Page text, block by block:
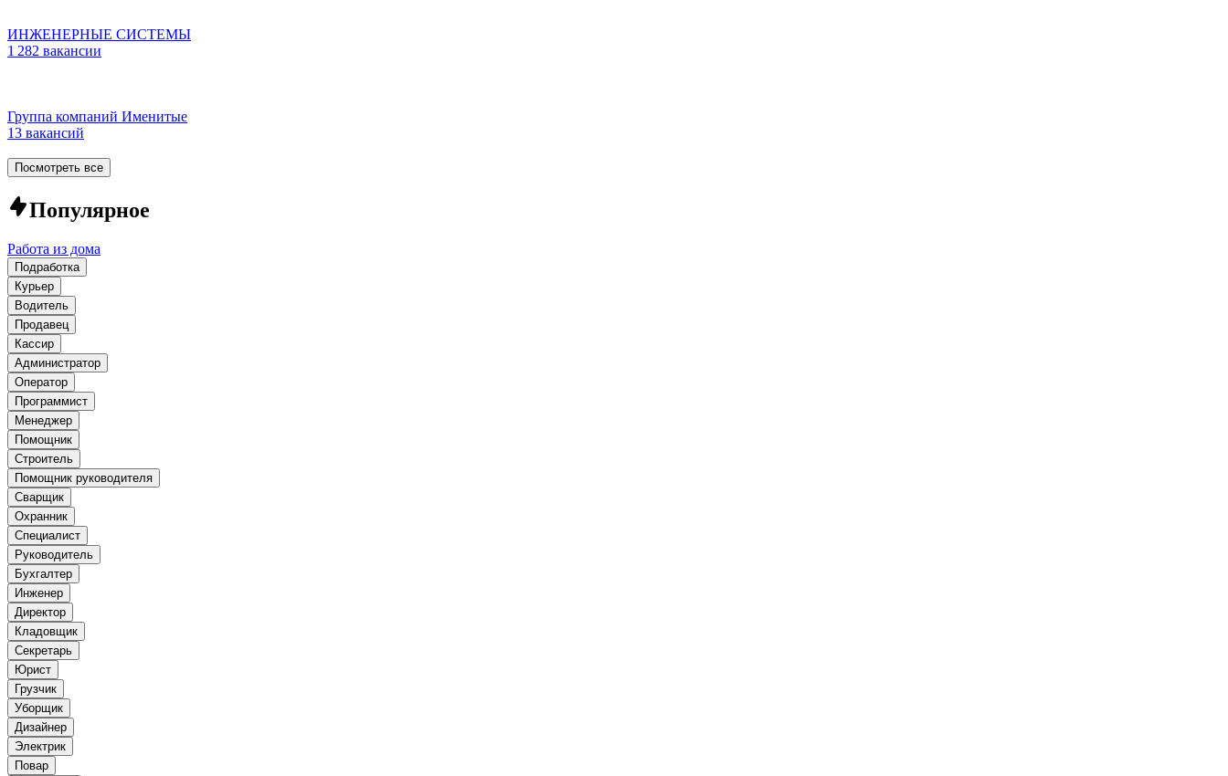
ИНЖЕНЕРНЫЕ СИСТЕМЫ
1 282 вакансии
Группа компаний Именитые
13 вакансий
Посмотреть все
Популярное
Работа из дома
Подработка
Курьер
Водитель
Продавец
Кассир
Администратор
Оператор
Программист
Менеджер
Помощник
Строитель
Помощник руководителя
Сварщик
Охранник
Специалист
Руководитель
Бухгалтер
Инженер
Директор
Кладовщик
Секретарь
Юрист
Грузчик
Уборщик
Дизайнер
Электрик
Повар